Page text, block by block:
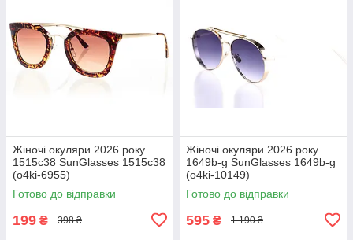
Жіночі окуляри 2026 року
1515c38 SunGlasses 1515c38
(o4ki-6955)
Готово до відправки
199 ₴ 398 ₴
Жіночі окуляри 2026 року
1649b-g SunGlasses 1649b-g
(o4ki-10149)
Готово до відправки
595 ₴ 1 190 ₴